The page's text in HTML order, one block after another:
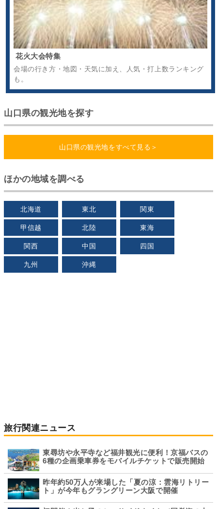
花火大会特集
会場の行き方・地図・天気に加え、人気・打上数ランキング
も。
山口県の観光地を探す
山口県の観光地をすべて見る＞
ほかの地域を調べる
北海道 東北 関東
甲信越 北陸 東海
関西 中国 四国
九州 沖縄
旅行関連ニュース
東尋坊や永平寺など福井観光に便利！京福バスの
6種の企画乗車券をモバイルチケットで販売開始
昨年約50万人が来場した「夏の涼：雲海リトリー
ト」が今年もグラングリーン大阪で開催